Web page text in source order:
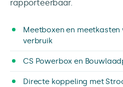
rapporteerbaar.
Meetboxen en
verbruik
CS Powerbox en
Directe koppeling met